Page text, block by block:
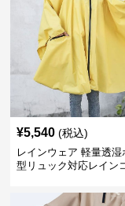
¥5,540 (税込)
レインウェア 軽量透湿
型リュック対応レイン